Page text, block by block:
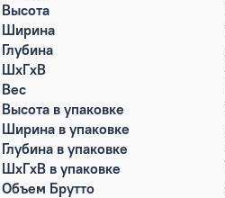
Высота
Ширина
Глубина
ШxГxВ
Вес
Высота в упаковке
Ширина в упаковке
Глубина в упаковке
ШxГxВ в упаковке
Объем Брутто